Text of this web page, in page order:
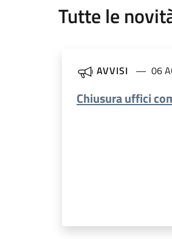
Tutte le
AVVISI 06
Chiusura uffici